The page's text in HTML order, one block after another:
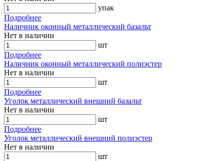
упак
Подробнее
Наличник оконный металлический базальт
Нет в наличии
шт
Подробнее
Наличник оконный металлический полиэстер
Нет в наличии
шт
Подробнее
Уголок металлический внешний базальт
Нет в наличии
шт
Подробнее
Уголок металлический внешний полиэстер
Нет в наличии
шт